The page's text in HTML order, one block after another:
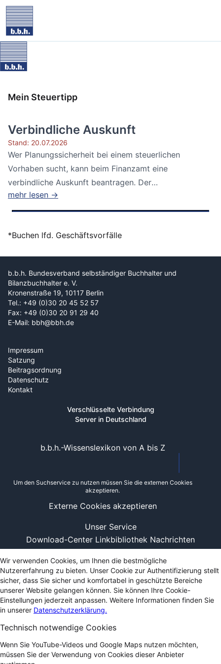
Mein Steuertipp
Verbindliche Auskunft
Stand: 20.07.2026
Wer Planungssicherheit bei einem steuerlichen
Vorhaben sucht, kann beim Finanzamt eine
verbindliche Auskunft beantragen. Der
Bundesfinanzhof...
mehr lesen →
*Buchen lfd. Geschäftsvorfälle
b.b.h. Bundesverband selbständiger Buchhalter und
Bilanzbuchhalter e. V.
Kronenstraße 19, 10117 Berlin
Tel.: +49 (0)30 20 45 52 57
Fax: +49 (0)30 20 91 29 40
E-Mail: bbh@bbh.de
Impressum
Satzung
Beitragsordnung
Datenschutz
Kontakt
Verschlüsselte Verbindung
Server in Deutschland
Unser Service
Download-Center Linkbibliothek Nachrichten
b.b.h.-Wissenslexikon von A bis Z
Um den Suchservice zu nutzen müssen Sie die externen Cookies
akzeptieren.
Externe Cookies akzeptieren
Wir verwenden Cookies, um Ihnen die bestmögliche
Nutzererfahrung zu bieten. Unser Cookie zur Authentifizierung stellt
sicher, dass Sie sicher und komfortabel in geschützte Bereiche
unserer Website gelangen können. Sie können Ihre Cookie-
Einstellungen jederzeit anpassen. Weitere Informationen finden Sie
in unserer Datenschutzerklärung.
Technisch notwendige Cookies
Wenn Sie YouTube-Videos und Google Maps nutzen möchten,
müssen Sie der Verwendung von Cookies dieser Anbieter